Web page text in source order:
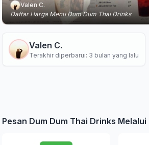
Valen C.
Daftar Harga Menu Dum Dum Thai Drinks
Valen C.
Terakhir diperbarui: 3 bulan yang lalu
Pesan Dum Dum Thai Drinks Melalui